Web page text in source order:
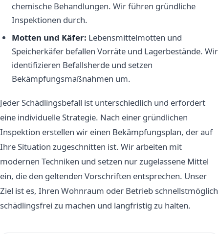
chemische Behandlungen. Wir führen gründliche
Inspektionen durch.
Motten und Käfer: Lebensmittelmotten und
Speicherkäfer befallen Vorräte und Lagerbestände. Wir
identifizieren Befallsherde und setzen
Bekämpfungsmaßnahmen um.
Jeder Schädlingsbefall ist unterschiedlich und erfordert
eine individuelle Strategie. Nach einer gründlichen
Inspektion erstellen wir einen Bekämpfungsplan, der auf
Ihre Situation zugeschnitten ist. Wir arbeiten mit
modernen Techniken und setzen nur zugelassene Mittel
ein, die den geltenden Vorschriften entsprechen. Unser
Ziel ist es, Ihren Wohnraum oder Betrieb schnellstmöglich
schädlingsfrei zu machen und langfristig zu halten.